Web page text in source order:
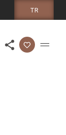
TR